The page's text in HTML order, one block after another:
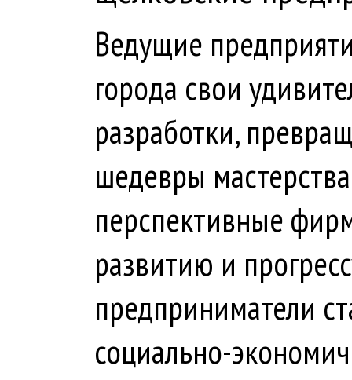
Ведущие
города свои
разработки,
шедевры
перспективные
развитию и
предприниматели
социально-